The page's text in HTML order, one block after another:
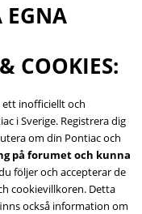
EGNA
COOKIES:
ett inofficiellt och
i Sverige. Registrera dig
om din Pontiac och
på forumet och kunna
följer och accepterar de
cookievillkoren. Detta
också information om